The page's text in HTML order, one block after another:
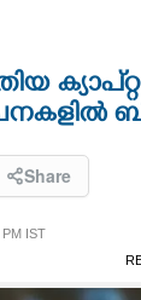
Share
PM IST